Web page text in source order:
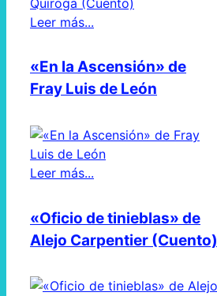
Leer más...
«En la Ascensión» de
Fray Luis de León
Leer más...
«Oficio de tinieblas» de
Alejo Carpentier (Cuento)